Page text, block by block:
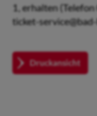
1, erhalten
ticket-
Druckansicht